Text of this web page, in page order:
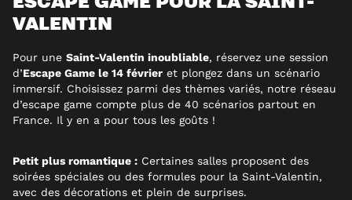
VALENTIN
Pour une Saint-Valentin inoubliable, réservez une session
d’Escape Game le 14 février et plongez dans un scénario
immersif. Choisissez parmi des thèmes variés, notre réseau
d’escape game compte plus de 40 scénarios partout en
France. Il y en a pour tous les goûts !
Petit plus romantique : Certaines salles proposent des
soirées spéciales ou des formules pour la Saint-Valentin,
avec des décorations et plein de surprises.